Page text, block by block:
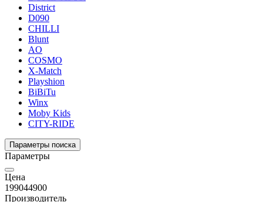
District
D090
CHILLI
Blunt
AO
COSMO
X-Match
Playshion
BiBiTu
Winx
Moby Kids
CITY-RIDE
Параметры поиска
Параметры
Цена
199044900
Производитель